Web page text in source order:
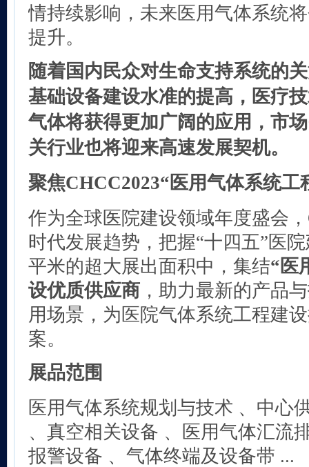
情持续影响，未来医用气体系统
提升。
随着国内民众对生命支持系统的
基础设备建设水准的提高，医疗
气体将获得更加广阔的应用，市
关行业也将迎来高速发展契机。
聚焦CHCC2023“医用气体系统工
作为全球医院建设领域年度盛会
时代发展趋势，把握“十四五”医
平米的超大展出面积中，集结“医
设优质供应商 ，助力最新的产品
用场景，为医院气体系统工程建
案。
展品范围
医用气体系统规划与技术 、中心
、真空相关设备 、医用气体汇流
报警设备 、气体终端及设备带 ...